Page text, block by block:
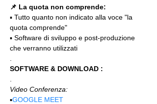
📌 La quota non comprende:
▪️ Tutto quanto non indicato alla voce "la
quota comprende"
▪️ Software di sviluppo e post-produzione
che verranno utilizzati
SOFTWARE & DOWNLOAD :
Video Conferenza:
▪️GOOGLE MEET